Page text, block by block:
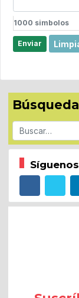
1000 simbolos
Enviar
Buscar
Síguenos